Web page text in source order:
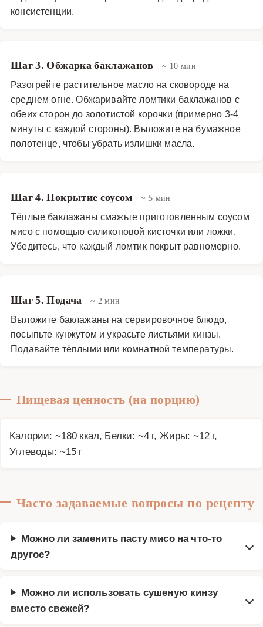
консистенции.
Шаг 3. Обжарка баклажанов ~ 10 мин
Разогрейте растительное масло на сковороде на
среднем огне. Обжаривайте ломтики баклажанов с
обеих сторон до золотистой корочки (примерно 3-4
минуты с каждой стороны). Выложите на бумажное
полотенце, чтобы убрать излишки масла.
Шаг 4. Покрытие соусом ~ 5 мин
Тёплые баклажаны смажьте приготовленным соусом
мисо с помощью силиконовой кисточки или ложки.
Убедитесь, что каждый ломтик покрыт равномерно.
Шаг 5. Подача ~ 2 мин
Выложите баклажаны на сервировочное блюдо,
посыпьте кунжутом и украсьте листьями кинзы.
Подавайте тёплыми или комнатной температуры.
Пищевая ценность (на порцию)
Калории: ~180 ккал, Белки: ~4 г, Жиры: ~12 г,
Углеводы: ~15 г
Часто задаваемые вопросы по рецепту
Можно ли заменить пасту мисо на что-то
другое?
Можно ли использовать сушеную кинзу
вместо свежей?